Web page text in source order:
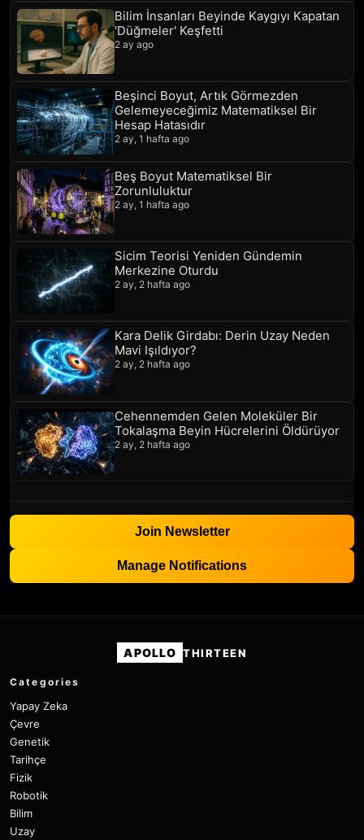
Bilim İnsanları Beyinde Kaygıyı Kapatan
'Düğmeler' Keşfetti
2 ay ago
Beşinci Boyut, Artık Görmezden
Gelemeyeceğimiz Matematiksel Bir
Hesap Hatasıdır
2 ay, 1 hafta ago
Beş Boyut Matematiksel Bir
Zorunluluktur
2 ay, 1 hafta ago
Sicim Teorisi Yeniden Gündemin
Merkezine Oturdu
2 ay, 2 hafta ago
Kara Delik Girdabı: Derin Uzay Neden
Mavi Işıldıyor?
2 ay, 2 hafta ago
Cehennemden Gelen Moleküler Bir
Tokalaşma Beyin Hücrelerini Öldürüyor
2 ay, 2 hafta ago
Join Newsletter
Manage Notifications
APOLLO THIRTEEN
Categories
Yapay Zeka
Çevre
Genetik
Tarihçe
Fizik
Robotik
Bilim
Uzay